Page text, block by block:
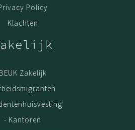
Policy
Klachten
BEUK Zakelijk
- Kantoren